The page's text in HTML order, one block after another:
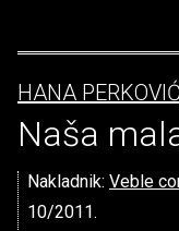
HANA PERKOVIĆ
Naša
Nakladnik: Veble
10/2011.